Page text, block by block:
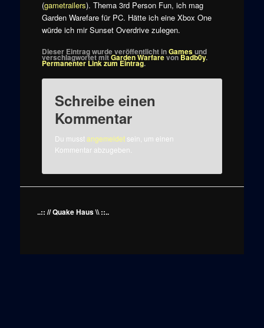
(gametrailers). Thema 3rd Person Fun, ich mag
Garden Warefare für PC. Hätte ich eine Xbox One
würde ich mir Sunset Overdrive zulegen.
Dieser Eintrag wurde veröffentlicht inGamesund
verschlagwortet mitGarden WarfarevonBadb0y.
Permanenter Link zum Eintrag.
Schreibe einen
Kommentar
Du musstangemeldetsein, um einen
Kommentar abzugeben.
..:: // Quake Haus \\ ::..